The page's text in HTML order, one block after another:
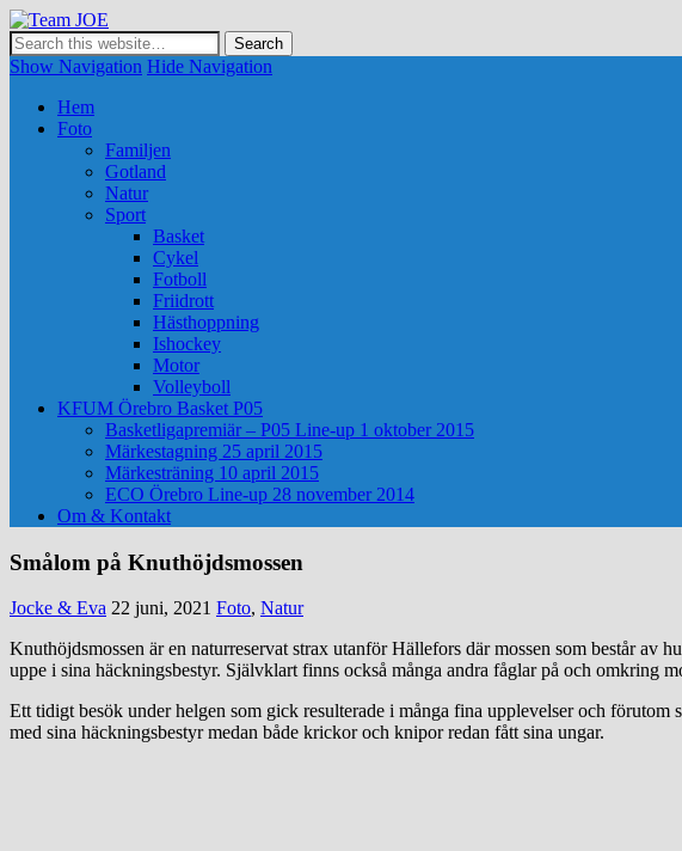
Show Navigation Hide Navigation
Hem
Foto
Familjen
Gotland
Natur
Sport
Basket
Cykel
Fotboll
Friidrott
Hästhoppning
Ishockey
Motor
Volleyboll
KFUM Örebro Basket P05
Basketligapremiär – P05 Line-up 1 oktober 2015
Märkestagning 25 april 2015
Märkesträning 10 april 2015
ECO Örebro Line-up 28 november 2014
Om & Kontakt
Smålom på Knuthöjdsmossen
Jocke & Eva 22 juni, 2021 Foto, Natur
Knuthöjdsmossen är en naturreservat strax utanför Hällefors där mossen som består av
uppe i sina häckningsbestyr. Självklart finns också många andra fåglar på och omkring
Ett tidigt besök under helgen som gick resulterade i många fina upplevelser och
med sina häckningsbestyr medan både krickor och knipor redan fått sina ungar.